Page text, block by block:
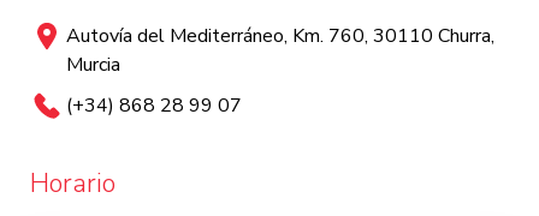
Autovía del Mediterráneo, Km. 760, 30110 Churra,
Murcia
(+34) 868 28 99 07
Horario